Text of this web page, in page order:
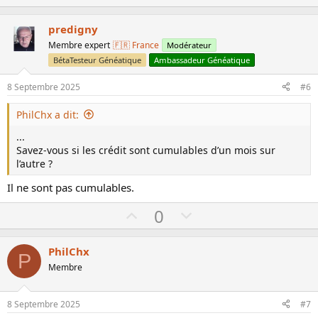
p
o
t
e
o
n
v
o
t
predigny
Membre expert 🇫🇷 France
Modérateur
BétaTesteur Généatique
Ambassadeur Généatique
8 Septembre 2025 #6
PhilChx a dit:
...
Savez-vous si les crédit sont cumulables d’un mois sur
l’autre ?
Il ne sont pas cumulables.
U
p
e
0
o
o
P PhilChx
Membre
8 Septembre 2025 #7